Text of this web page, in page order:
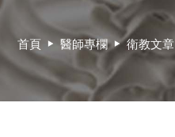
首頁 醫師專欄 衛教文章